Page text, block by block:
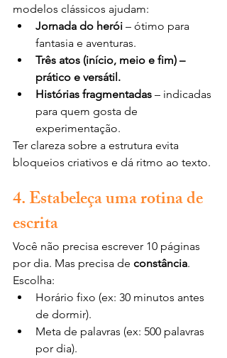
modelos clássicos ajudam:
Jornada do herói – ótimo para
fantasia e aventuras.
Três atos (início, meio e fim) –
prático e versátil.
Histórias fragmentadas – indicadas
para quem gosta de
experimentação.
Ter clareza sobre a estrutura evita
bloqueios criativos e dá ritmo ao texto.
4. Estabeleça uma rotina de
escrita
Você não precisa escrever 10 páginas
por dia. Mas precisa de constância.
Escolha:
Horário fixo (ex: 30 minutos antes
de dormir).
Meta de palavras (ex: 500 palavras
por dia).